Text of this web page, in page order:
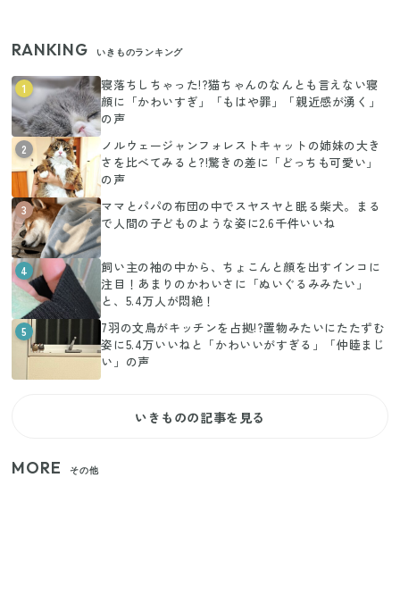
RANKING いきものランキング
1
寝落ちしちゃった!?猫ちゃんのなんとも言えない寝
顔に「かわいすぎ」「もはや罪」「親近感が湧く」
の声
2
ノルウェージャンフォレストキャットの姉妹の大き
さを比べてみると?!驚きの差に「どっちも可愛い」
の声
3
ママとパパの布団の中でスヤスヤと眠る柴犬。まる
で人間の子どものような姿に2.6千件いいね
4
飼い主の袖の中から、ちょこんと顔を出すインコに
注目！あまりのかわいさに「ぬいぐるみみたい」
と、5.4万人が悶絶！
5
7羽の文鳥がキッチンを占拠!?置物みたいにたたずむ
姿に5.4万いいねと「かわいいがすぎる」「仲睦まじ
い」の声
いきものの記事を見る
MORE その他